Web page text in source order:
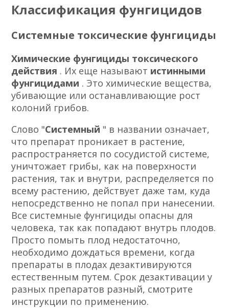
Классификация фунгицидов
Системные токсические фунгициды
Химические фунгициды токсического
действия . Их еще называют истинными
фунгицидами . Это химические вещества,
убивающие или останавливающие рост
колоний грибов.
Слово "Системный " в названии означает,
что препарат проникает в растение,
распространяется по сосудистой системе,
уничтожает грибы, как на поверхности
растения, так и внутри, распределяется по
всему растению, действует даже там, куда
непосредственно не попал при нанесении.
Все системные фунгициды опасны для
человека, так как попадают внутрь плодов.
Просто помыть плод недостаточно,
необходимо дождаться времени, когда
препараты в плодах дезактивируются
естественным путем. Срок дезактивации у
разных препаратов разный, смотрите
инструкции по применению.